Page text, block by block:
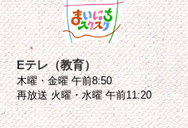
Eテレ（教育）
木曜・金曜 午前8:50
再放送 火曜・水曜 午前11:20